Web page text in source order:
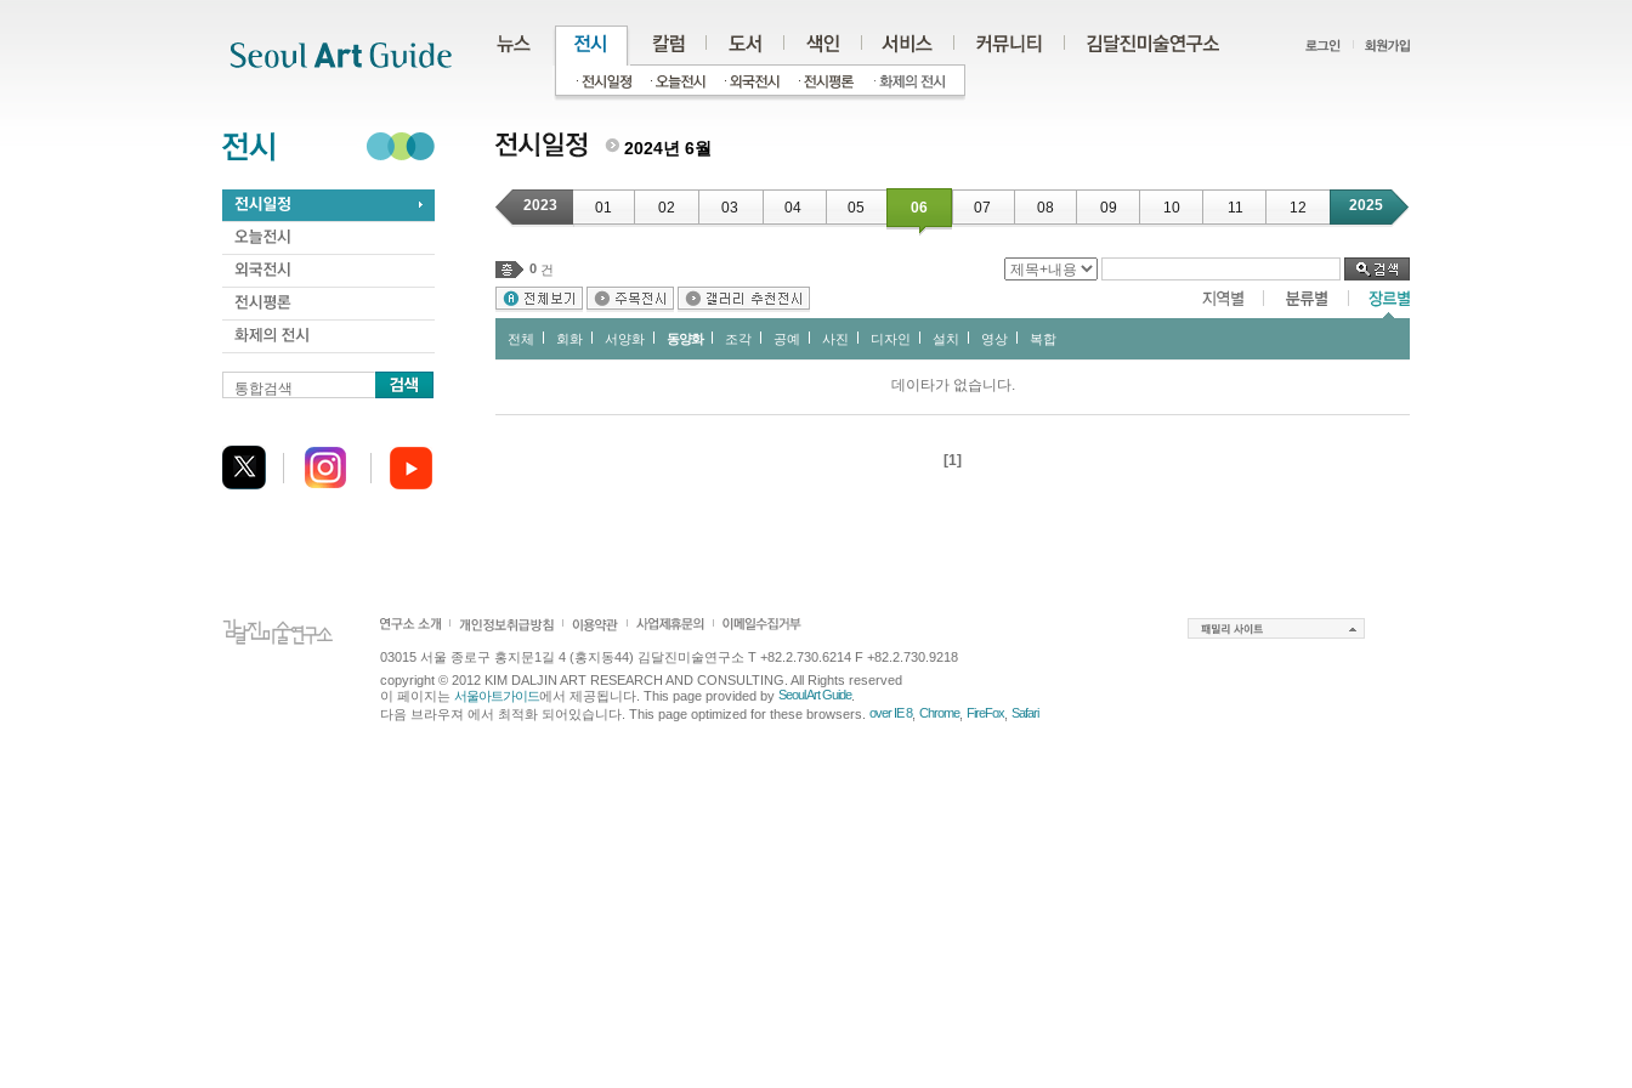
통합검색
2024년 6월
2023 01 02 03 04 05 06 07 08 09 10 11 12 2025
0 건
전체 회화 서양화 동양화 조각 공예 사진 디자인 설치 영상 복합
데이타가 없습니다.
[1]
03015 서울 종로구 홍지문1길 4 (홍지동44) 김달진미술연구소 T +82.2.730.6214 F +82.2.730.9218
copyright © 2012 KIM DALJIN ART RESEARCH AND CONSULTING. All Rights reserved
이 페이지는 서울아트가이드에서 제공됩니다. This page provided by Seoul Art Guide.
다음 브라우져 에서 최적화 되어있습니다. This page optimized for these browsers. over IE 8, Chrome, FireFox Safari